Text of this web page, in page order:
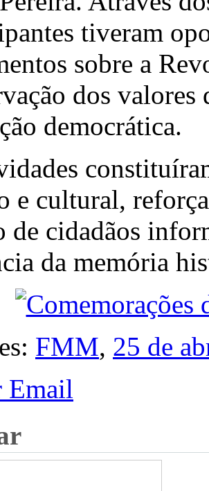
tiveram
sobre a
dos
democrática.
e cultural,
de cidadãos
da memória
FMM, 25 de
Email